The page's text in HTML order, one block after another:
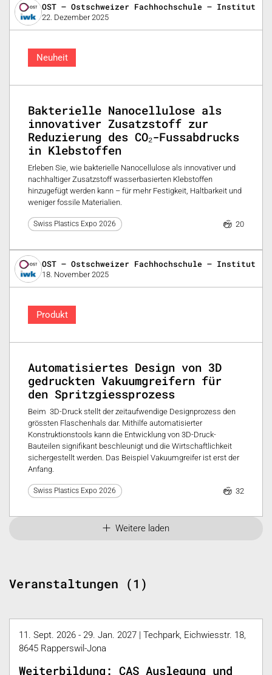
OST – Ostschweizer Fachhochschule – Institut
22. Dezember 2025
Neuheit
Bakterielle Nanocellulose als
innovativer Zusatzstoff zur
Reduzierung des CO₂-Fussabdrucks
in Klebstoffen
Erleben Sie, wie bakterielle Nanocellulose als innovativer und
nachhaltiger Zusatzstoff wasserbasierten Klebstoffen
hinzugefügt werden kann – für mehr Festigkeit, Haltbarkeit und
weniger fossile Materialien.
Swiss Plastics Expo 2026 20
OST – Ostschweizer Fachhochschule – Institut
18. November 2025
Produkt
Automatisiertes Design von 3D
gedruckten Vakuumgreifern für
den Spritzgiessprozess
Beim 3D-Druck stellt der zeitaufwendige Designprozess den
grössten Flaschenhals dar. Mithilfe automatisierter
Konstruktionstools kann die Entwicklung von 3D-Druck-
Bauteilen signifikant beschleunigt und die Wirtschaftlichkeit
sichergestellt werden. Das Beispiel Vakuumgreifer ist erst der
Anfang.
Swiss Plastics Expo 2026 32
Weitere laden
Veranstaltungen (1)
11. Sept. 2026 - 29. Jan. 2027 | Techpark, Eichwiesstr. 18,
8645 Rapperswil-Jona
Weiterbildung: CAS Auslegung und